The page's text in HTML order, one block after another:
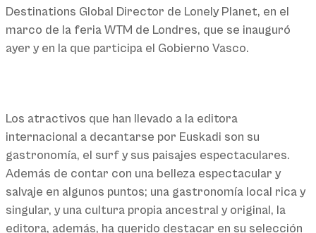
Destinations Global Director de Lonely Planet, en el
marco de la feria WTM de Londres, que se inauguró
ayer y en la que participa el Gobierno Vasco.
Los atractivos que han llevado a la editora
internacional a decantarse por Euskadi son su
gastronomía, el surf y sus paisajes espectaculares.
Además de contar con una belleza espectacular y
salvaje en algunos puntos; una gastronomía local rica y
singular, y una cultura propia ancestral y original, la
editora, además, ha querido destacar en su selección